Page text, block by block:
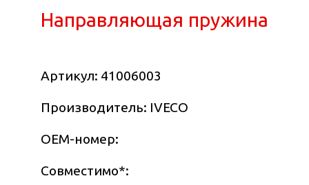
Направляющая пружина
Артикул: 41006003
Производитель: IVECO
OEM-номер:
Совместимо*: